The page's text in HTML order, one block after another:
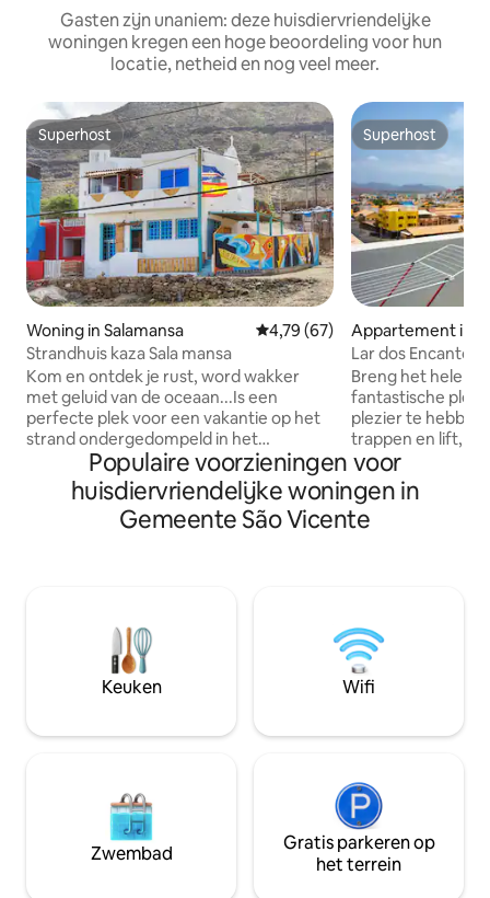
Gasten zijn unaniem: deze huisdiervriendelijke
woningen kregen een hoge beoordeling voor hun
locatie, netheid en nog veel meer.
Superhost
Superhost
Woning in Salamansa Gemiddelde beoordeling van
4,79 (67)
Strandhuis kaza Sala mansa
Kom en ontdek je rust, word wakker
met geluid van de oceaan...Is een
perfecte plek voor een vakantie op het
strand ondergedompeld in het
prachtige landschap. Salamansa is een
typisch kleurrijk vissersdorp dat
verbonden is met het openbaar vervoer
op slechts 15minuten van Mindelo. Het
een lokale simkaart voor je voor de
internetverbinding. Op aanvraag:
dagelijkse schoonmaak, ontbijt en
Superhost
Superhost
Appartement in
Lar dos Encantos
Breng het hele
fantastische plek
plezier te
trappen en lift,
appartement is
een enorm
van de zonsondergang. In
het appartement
gelegen op 10
stadscentrum en
Laginha.
Populaire voorzieningen voor
huisdiervriendelijke woningen in
Gemeente São Vicente
Keuken Wifi
Zwembad
Gratis parkeren op
het terrein